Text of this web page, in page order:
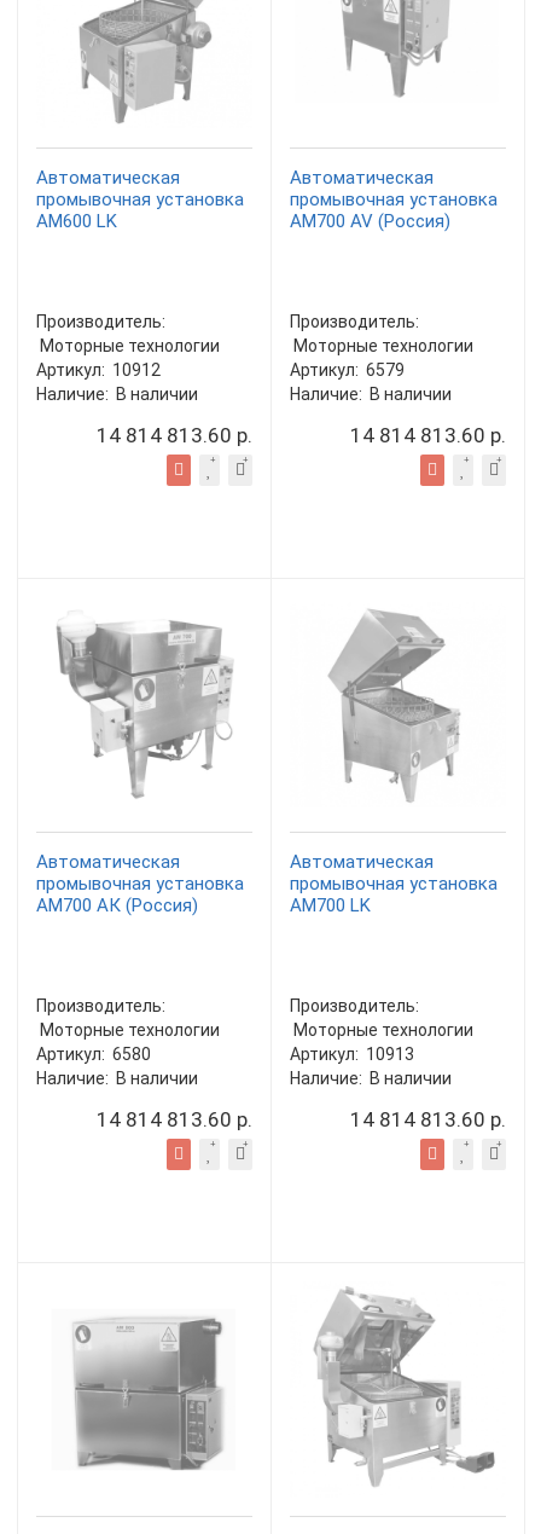
Автоматическая
промывочная установка
АМ600 LK
Производитель:
Моторные технологии
Артикул: 10912
Наличие: В наличии
14 814 813.60 р.
Автоматическая
промывочная установка
АМ700 AV (Россия)
Производитель:
Моторные технологии
Артикул: 6579
Наличие: В наличии
14 814 813.60 р.
Автоматическая
промывочная установка
АМ700 AК (Россия)
Производитель:
Моторные технологии
Артикул: 6580
Наличие: В наличии
14 814 813.60 р.
Автоматическая
промывочная установка
АМ700 LK
Производитель:
Моторные технологии
Артикул: 10913
Наличие: В наличии
14 814 813.60 р.